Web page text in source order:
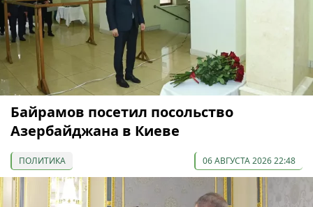
Байрамов посетил посольство
Азербайджана в Киеве
ПОЛИТИКА 06 АВГУСТА 2026 22:48